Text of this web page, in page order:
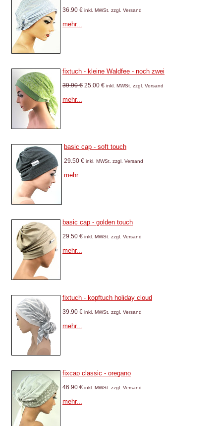
36.90 € inkl. MWSt. zzgl. Versand
mehr...
fixtuch - kleine Waldfee - noch zwei
39.90 € 25.00 € inkl. MWSt. zzgl. Versand
mehr...
basic cap - soft touch
29.50 € inkl. MWSt. zzgl. Versand
mehr...
basic cap - golden touch
29.50 € inkl. MWSt. zzgl. Versand
mehr...
fixtuch - kopftuch holiday cloud
39.90 € inkl. MWSt. zzgl. Versand
mehr...
fixcap classic - oregano
46.90 € inkl. MWSt. zzgl. Versand
mehr...